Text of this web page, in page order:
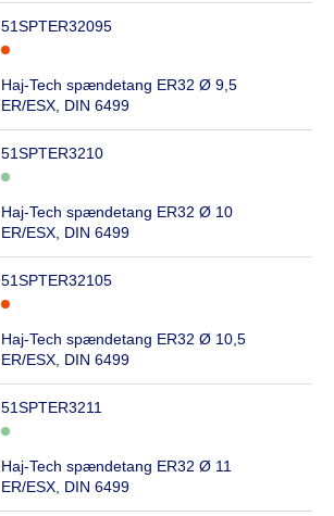
51SPTER32095
Haj-Tech spændetang ER32 Ø 9,5
ER/ESX, DIN 6499
51SPTER3210
Haj-Tech spændetang ER32 Ø 10
ER/ESX, DIN 6499
51SPTER32105
Haj-Tech spændetang ER32 Ø 10,5
ER/ESX, DIN 6499
51SPTER3211
Haj-Tech spændetang ER32 Ø 11
ER/ESX, DIN 6499